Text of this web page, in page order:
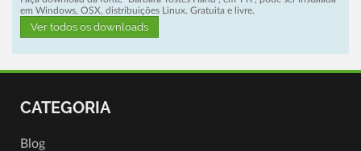
em Windows, OSX, distribuições Linux. Gratuita e livre.
Ver todos os downloads
CATEGORIA
Blog